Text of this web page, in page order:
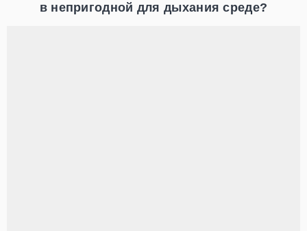
в непригодной для дыхания среде?